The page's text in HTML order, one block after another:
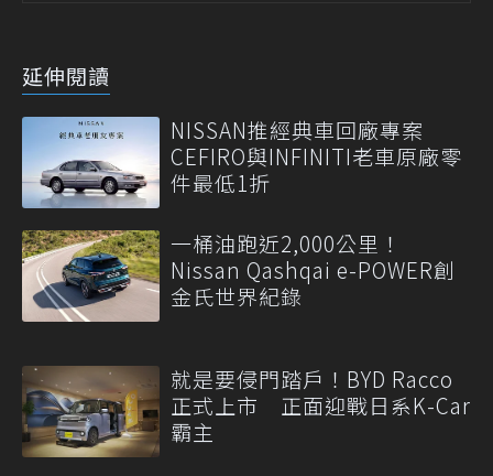
延伸閱讀
NISSAN推經典車回廠專案
CEFIRO與INFINITI老車原廠零
件最低1折
一桶油跑近2,000公里！
Nissan Qashqai e-POWER創
金氏世界紀錄
就是要侵門踏戶！BYD Racco
正式上市 正面迎戰日系K-Car
霸主